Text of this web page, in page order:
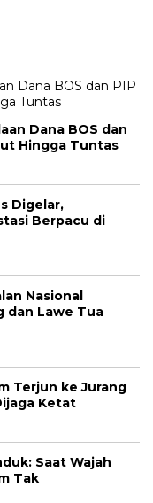
Dana BOS dan
Hingga Tuntas
Digelar,
Berpacu di
Nasional
dan Lawe Tua
Terjun ke Jurang
Ketat
Saat Wajah
Tak